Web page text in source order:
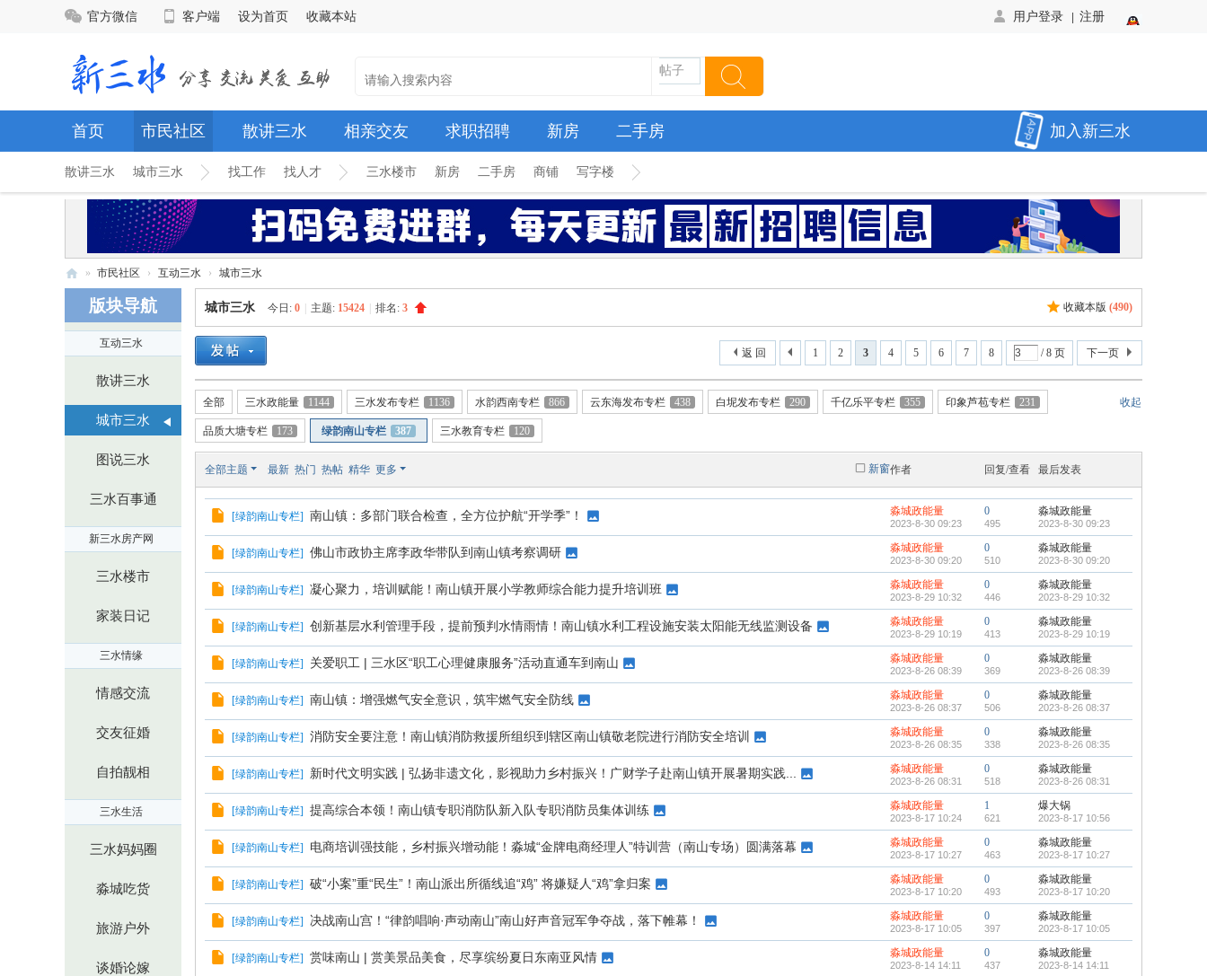
官方微信 客户端 设为首页 收藏本站 用户登录 注册
帖子
首页 市民社区 散讲三水 相亲交友 求职招聘 新房 二手房 加入新三水
散讲三水 城市三水 找工作 找人才 三水楼市 新房 二手房 商铺 写字楼
三
站
» 市民社区 › 互动三水 › 城市三水
版块导航
互动三水
散讲三水
城市三水
图说三水
三水百事通
新三水房产网
三水楼市
家装日记
三水情缘
情感交流
交友征婚
自拍靓相
三水生活
三水妈妈圈
淼城吃货
旅游户外
谈婚论嫁
收藏本版 (490)
城市三水 今日: 0 主题: 15424 排名: 3
1 2 3 4 5 6 7 8 / 8 页 下一页
返 回
收起
全部 三水政能量 1144 三水发布专栏 1136 水韵西南专栏 866 云东海发布专栏 438 白坭发布专栏 290 千亿乐平专栏 355 印象芦苞专栏 231
品质大塘专栏 173 绿韵南山专栏 387 三水教育专栏 120
新窗
全部主题 最新 热门 热帖 精华 更多 作者 回复/查看 最后发表
[绿韵南山专栏] 南山镇：多部门联合检查，全方位护航“开学季”！ 淼城政能量
2023-8-30 09:23
0
495
淼城政能量
2023-8-30 09:23
[绿韵南山专栏] 佛山市政协主席李政华带队到南山镇考察调研 淼城政能量
2023-8-30 09:20
0
510
淼城政能量
2023-8-30 09:20
[绿韵南山专栏] 凝心聚力，培训赋能！南山镇开展小学教师综合能力提升培训班 淼城政能量
2023-8-29 10:32
0
446
淼城政能量
2023-8-29 10:32
[绿韵南山专栏] 创新基层水利管理手段，提前预判水情雨情！南山镇水利工程设施安装太阳能无线监测设备 淼城政能量
2023-8-29 10:19
0
413
淼城政能量
2023-8-29 10:19
[绿韵南山专栏] 关爱职工 | 三水区“职工心理健康服务”活动直通车到南山 淼城政能量
2023-8-26 08:39
0
369
淼城政能量
2023-8-26 08:39
[绿韵南山专栏] 南山镇：增强燃气安全意识，筑牢燃气安全防线 淼城政能量
2023-8-26 08:37
0
506
淼城政能量
2023-8-26 08:37
[绿韵南山专栏] 消防安全要注意！南山镇消防救援所组织到辖区南山镇敬老院进行消防安全培训 淼城政能量
2023-8-26 08:35
0
338
淼城政能量
2023-8-26 08:35
[绿韵南山专栏] 新时代文明实践 | 弘扬非遗文化，影视助力乡村振兴！广财学子赴南山镇开展暑期实践... 淼城政能量
2023-8-26 08:31
0
518
淼城政能量
2023-8-26 08:31
[绿韵南山专栏] 提高综合本领！南山镇专职消防队新入队专职消防员集体训练 淼城政能量
2023-8-17 10:24
1
621
爆大锅
2023-8-17 10:56
[绿韵南山专栏] 电商培训强技能，乡村振兴增动能！淼城“金牌电商经理人”特训营（南山专场）圆满落幕 淼城政能量
2023-8-17 10:27
0
463
淼城政能量
2023-8-17 10:27
[绿韵南山专栏] 破“小案”重“民生”！南山派出所循线追“鸡” 将嫌疑人“鸡”拿归案 淼城政能量
2023-8-17 10:20
0
493
淼城政能量
2023-8-17 10:20
[绿韵南山专栏] 决战南山宫！“律韵唱响·声动南山”南山好声音冠军争夺战，落下帷幕！ 淼城政能量
2023-8-17 10:05
0
397
淼城政能量
2023-8-17 10:05
[绿韵南山专栏] 赏味南山 | 赏美景品美食，尽享缤纷夏日东南亚风情 淼城政能量
2023-8-14 14:11
0
437
淼城政能量
2023-8-14 14:11